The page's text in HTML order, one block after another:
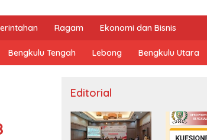
Ragam Ekonomi dan Bisnis
Bengkulu Tengah Lebong Bengkulu Utara
Editorial